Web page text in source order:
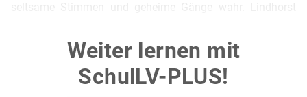
Feuerlilienbusch und auf einem wunderschön glänzenden
goldenen Topf sah Anselmus Serpentina vor sich. Plötzlich
dann fand sich der Student in einer ganz gewöhnlichen
Weiter lernen mit
SchulLV-PLUS!